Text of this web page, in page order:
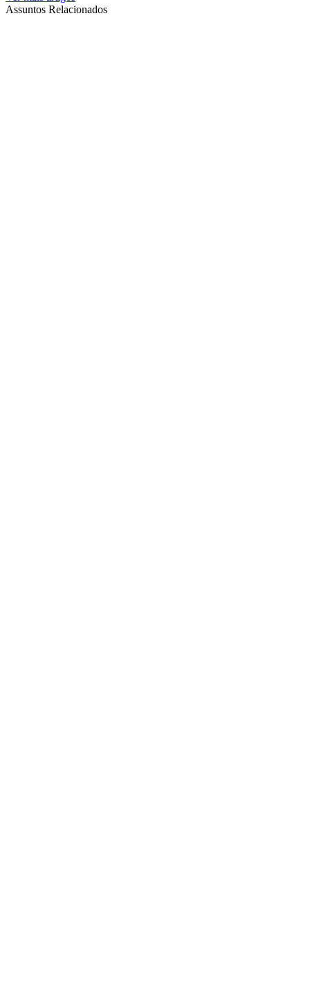
Assuntos Relacionados